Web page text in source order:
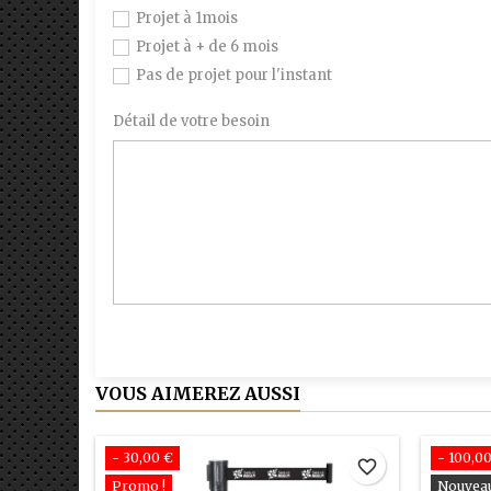
Projet à 1mois
Projet à + de 6 mois
Pas de projet pour l'instant
Détail de votre besoin
VOUS AIMEREZ AUSSI
- 30,00 €
Promo !
favorite_border
-